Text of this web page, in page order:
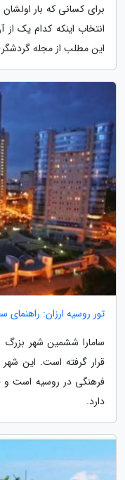
برای کسانی که بار
انتخاب اینکه کدام یک
این مطلب از مجله
تور روسیه ارزان: راهنمای
سامارا ششمین شهر بزرگ
قرار گرفته است. این
دارد.